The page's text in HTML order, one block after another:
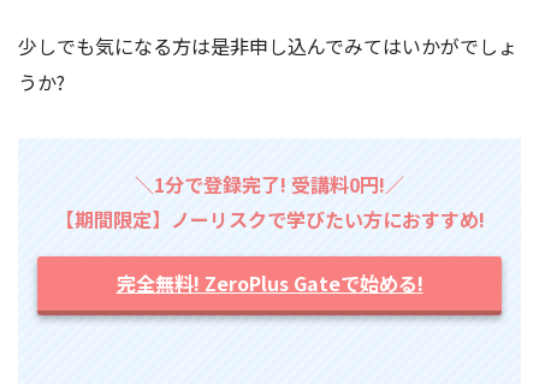
少しでも気になる方は是非申し込んでみてはいかがでしょ
うか?
＼1分で登録完了! 受講料0円!／
【期間限定】ノーリスクで学びたい方におすすめ!
完全無料! ZeroPlus Gateで始める!